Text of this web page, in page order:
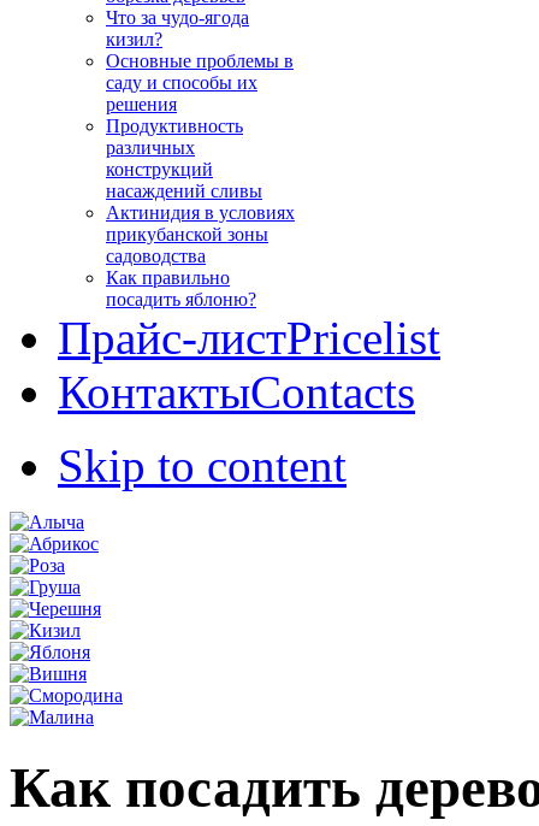
Что за чудо-ягода
кизил?
Основные проблемы в
саду и способы их
решения
Продуктивность
различных
конструкций
насаждений сливы
Актинидия в условиях
прикубанской зоны
садоводства
Как правильно
посадить яблоню?
Прайс-листPricelist
КонтактыContacts
Skip to content
Как посадить